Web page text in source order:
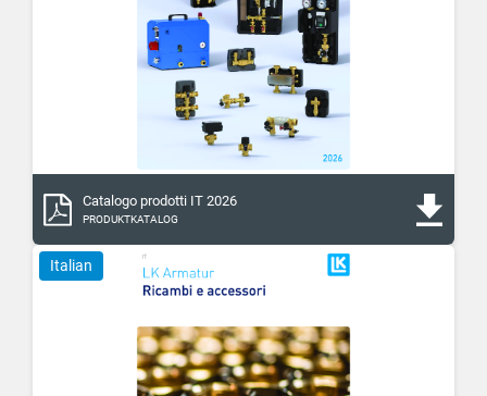
Catalogo prodotti IT 2026
PRODUKTKATALOG
Italian